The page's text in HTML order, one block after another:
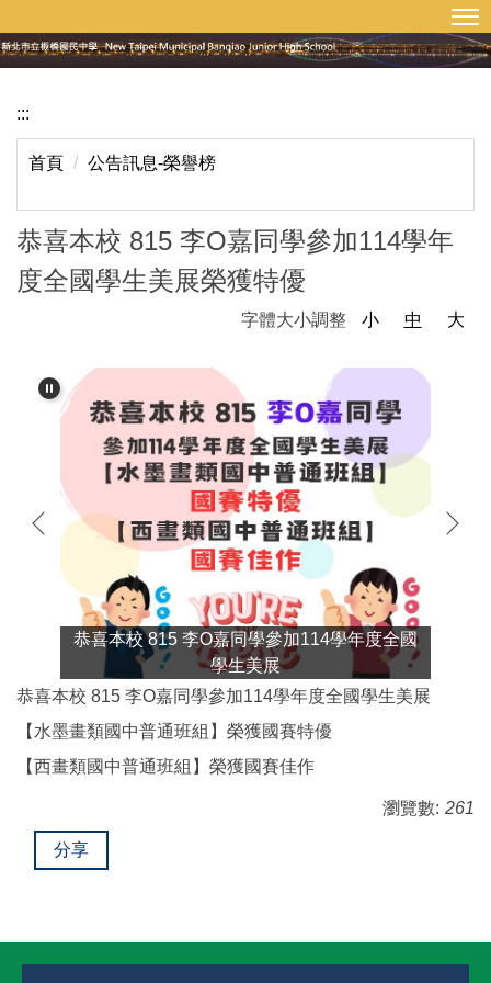
到
主
內
網站導覽
:::
首頁 公告訊息-榮譽榜
恭喜本校 815 李O嘉同學參加114學年
度全國學生美展榮獲特優
字體大小調整 小 中 大
恭喜本校 815 李O嘉同學參加114學年度全國
學生美展
恭喜本校 815 李O嘉同學參加114學年度全國學生美展
【水墨畫類國中普通班組】榮獲國賽特優
【西畫類國中普通班組】榮獲國賽佳作
瀏覽數: 261
分享